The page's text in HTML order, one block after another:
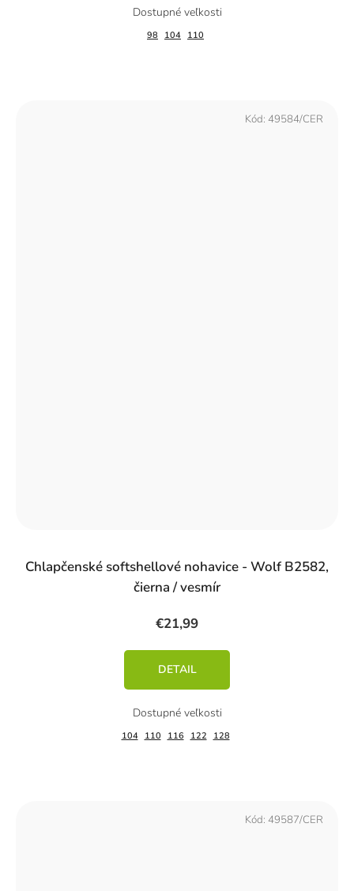
98 104 110
Chlapčenské softshellové nohavice - Wolf B2582,
čierna / vesmír
€21,99
DETAIL
104 110 116 122 128
Kód: 49584/CER
Kód: 49587/CER